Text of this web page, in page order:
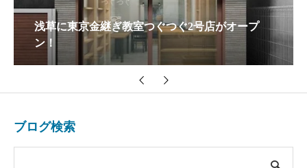
浅草に東京金継ぎ教室つぐつぐ2号店がオープ
ン！
ブログ検索